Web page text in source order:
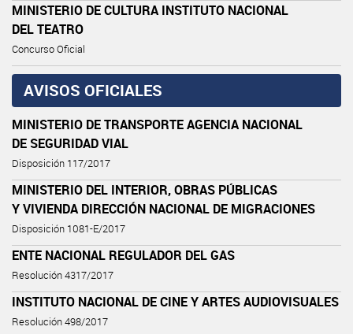
MINISTERIO DE CULTURA INSTITUTO NACIONAL
DEL TEATRO
Concurso Oficial
AVISOS OFICIALES
MINISTERIO DE TRANSPORTE AGENCIA NACIONAL
DE SEGURIDAD VIAL
Disposición 117/2017
MINISTERIO DEL INTERIOR, OBRAS PÚBLICAS
Y VIVIENDA DIRECCIÓN NACIONAL DE MIGRACIONES
Disposición 1081-E/2017
ENTE NACIONAL REGULADOR DEL GAS
Resolución 4317/2017
INSTITUTO NACIONAL DE CINE Y ARTES AUDIOVISUALES
Resolución 498/2017